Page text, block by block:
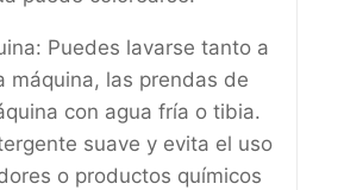
Puedes lavarse tanto a
máquina, las prendas de
con agua fría o tibia.
suave y evita el uso
o productos químicos